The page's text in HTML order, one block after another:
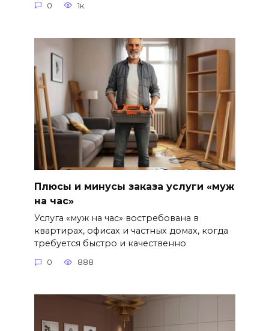
0 1к.
Плюсы и минусы заказа услуги «муж
на час»
Услуга «муж на час» востребована в
квартирах, офисах и частных домах, когда
требуется быстро и качественно
0 888